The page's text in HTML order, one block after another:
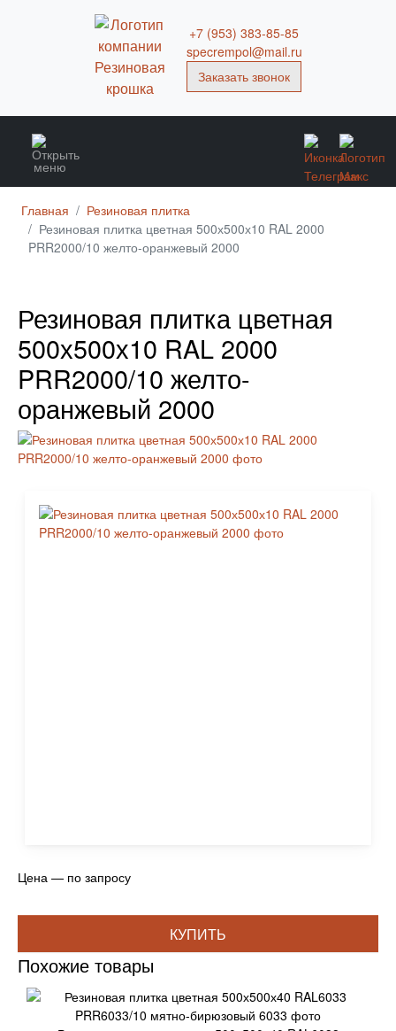
Главная
Резиновая плитка
Резиновая плитка цветная 500х500х10 RAL 2000
PRR2000/10 желто-оранжевый 2000
Резиновая плитка цветная
500х500х10 RAL 2000
PRR2000/10 желто-
оранжевый 2000
Цена — по запросу
КУПИТЬ
Похожие товары
+7 (953) 383-85-85
specrempol@mail.ru
Заказать звонок